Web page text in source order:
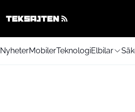
NyheterMobilerTeknologiElbilar